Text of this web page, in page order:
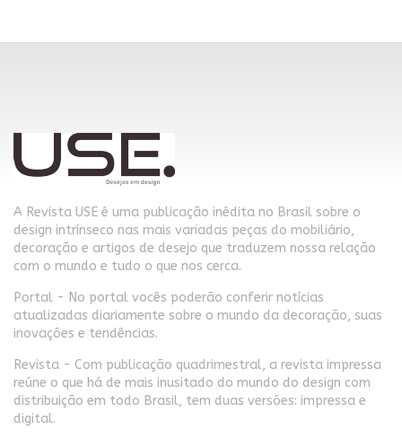
A Revista USE é uma publicação inédita no Brasil sobre o
design intrínseco nas mais variadas peças do mobiliário,
decoração e artigos de desejo que traduzem nossa relação
com o mundo e tudo o que nos cerca.
Portal - No portal vocês poderão conferir notícias
atualizadas diariamente sobre o mundo da decoração, suas
inovações e tendências.
Revista - Com publicação quadrimestral, a revista impressa
reúne o que há de mais inusitado do mundo do design com
distribuição em todo Brasil, tem duas versões: impressa e
digital.